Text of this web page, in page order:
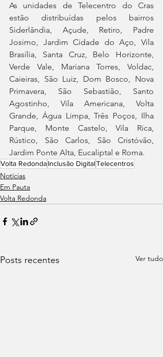
As unidades de Telecentro do Cras
estão distribuídas pelos bairros
Siderlândia, Açude, Retiro, Padre
Josimo, Jardim Cidade do Aço, Vila
Brasília, Santa Cruz, Belo Horizonte,
Verde Vale, Mariana Torres, Voldac,
Caieiras, São Luiz, Dom Bosco, Nova
Primavera, São Sebastião, Santo
Agostinho, Vila Americana, Volta
Grande, Água Limpa, Três Poços, Ilha
Parque, Monte Castelo, Vila Rica,
Rústico, São Carlos, São Cristóvão,
Jardim Ponte Alta, Eucaliptal e Roma.
Volta RedondaInclusão DigitalTelecentros
Notícias
Em Pauta
Volta Redonda
Posts recentes Ver tudo